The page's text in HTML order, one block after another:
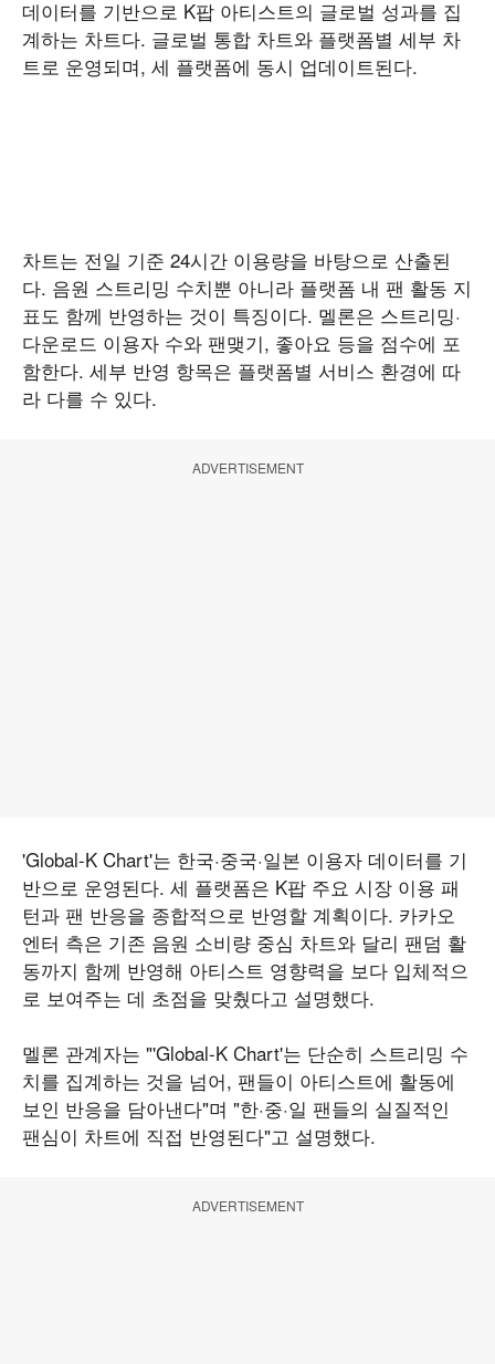
데이터를 기반으로 K팝 아티스트의 글로벌 성과를 집
계하는 차트다. 글로벌 통합 차트와 플랫폼별 세부 차
트로 운영되며, 세 플랫폼에 동시 업데이트된다.
차트는 전일 기준 24시간 이용량을 바탕으로 산출된
다. 음원 스트리밍 수치뿐 아니라 플랫폼 내 팬 활동 지
표도 함께 반영하는 것이 특징이다. 멜론은 스트리밍·
다운로드 이용자 수와 팬맺기, 좋아요 등을 점수에 포
함한다. 세부 반영 항목은 플랫폼별 서비스 환경에 따
라 다를 수 있다.
ADVERTISEMENT
'Global-K Chart'는 한국·중국·일본 이용자 데이터를 기
반으로 운영된다. 세 플랫폼은 K팝 주요 시장 이용 패
턴과 팬 반응을 종합적으로 반영할 계획이다. 카카오
엔터 측은 기존 음원 소비량 중심 차트와 달리 팬덤 활
동까지 함께 반영해 아티스트 영향력을 보다 입체적으
로 보여주는 데 초점을 맞췄다고 설명했다.
멜론 관계자는 "'Global-K Chart'는 단순히 스트리밍 수
치를 집계하는 것을 넘어, 팬들이 아티스트에 활동에
보인 반응을 담아낸다"며 "한·중·일 팬들의 실질적인
팬심이 차트에 직접 반영된다"고 설명했다.
ADVERTISEMENT